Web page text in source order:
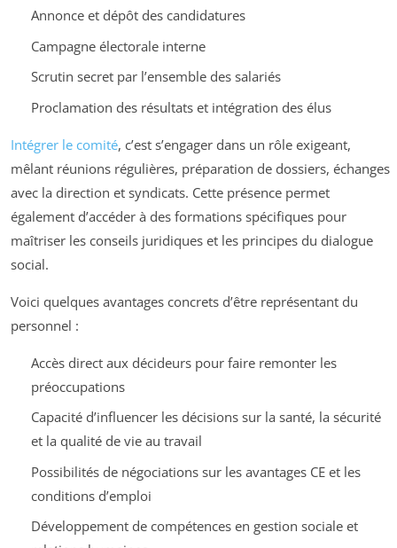
Annonce et dépôt des candidatures
Campagne électorale interne
Scrutin secret par l’ensemble des salariés
Proclamation des résultats et intégration des élus
Intégrer le comité, c’est s’engager dans un rôle exigeant,
mêlant réunions régulières, préparation de dossiers, échanges
avec la direction et syndicats. Cette présence permet
également d’accéder à des formations spécifiques pour
maîtriser les conseils juridiques et les principes du dialogue
social.
Voici quelques avantages concrets d’être représentant du
personnel :
Accès direct aux décideurs pour faire remonter les
préoccupations
Capacité d’influencer les décisions sur la santé, la sécurité
et la qualité de vie au travail
Possibilités de négociations sur les avantages CE et les
conditions d’emploi
Développement de compétences en gestion sociale et